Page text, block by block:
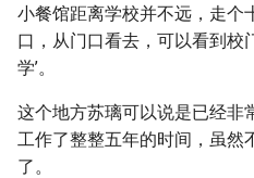
小餐馆距离学校并不远，走个
口，从门口看去，可以看到校
学’。
这个地方苏璃可以说是已经非
工作了整整五年的时间，虽然
了。